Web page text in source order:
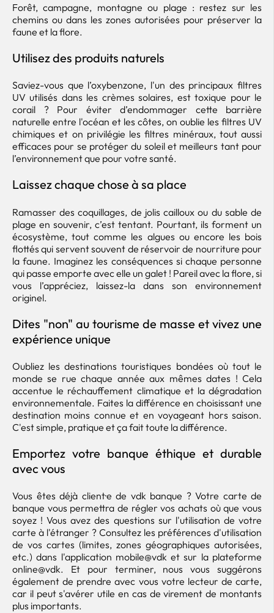
Forêt, campagne, montagne ou plage : restez sur les
chemins ou dans les zones autorisées pour préserver la
faune et la flore.
Utilisez des produits naturels
Saviez-vous que l’oxybenzone, l'un des principaux filtres
UV utilisés dans les crèmes solaires, est toxique pour le
corail ? Pour éviter d’endommager cette barrière
naturelle entre l'océan et les côtes, on oublie les filtres UV
chimiques et on privilégie les filtres minéraux, tout aussi
efficaces pour se protéger du soleil et meilleurs tant pour
l’environnement que pour votre santé.
Laissez chaque chose à sa place
Ramasser des coquillages, de jolis cailloux ou du sable de
plage en souvenir, c’est tentant. Pourtant, ils forment un
écosystème, tout comme les algues ou encore les bois
flottés qui servent souvent de réservoir de nourriture pour
la faune. Imaginez les conséquences si chaque personne
qui passe emporte avec elle un galet ! Pareil avec la flore, si
vous l’appréciez, laissez-la dans son environnement
originel.
Dites "non" au tourisme de masse et vivez une
expérience unique
Oubliez les destinations touristiques bondées où tout le
monde se rue chaque année aux mêmes dates ! Cela
accentue le réchauffement climatique et la dégradation
environnementale. Faites la différence en choisissant une
destination moins connue et en voyageant hors saison.
C'est simple, pratique et ça fait toute la différence.
Emportez votre banque éthique et durable
avec vous
Vous êtes déjà client·e de vdk banque ? Votre carte de
banque vous permettra de régler vos achats où que vous
soyez ! Vous avez des questions sur l'utilisation de votre
carte à l'étranger ? Consultez les préférences d'utilisation
de vos cartes (limites, zones géographiques autorisées,
etc.) dans l'application mobile@vdk et sur la plateforme
online@vdk. Et pour terminer, nous vous suggérons
également de prendre avec vous votre lecteur de carte,
car il peut s'avérer utile en cas de virement de montants
plus importants.